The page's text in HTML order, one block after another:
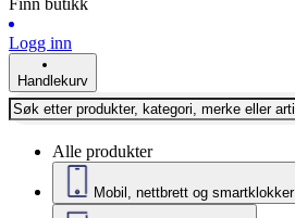
Finn butikk
Logg inn
Handlekurv
Alle produkter
Mobil, nettbrett og smartklokker